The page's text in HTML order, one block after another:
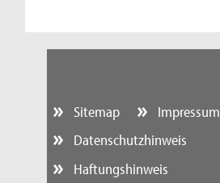
Sitemap
Impressum
Datenschutzhinweis
Haftungshinweis